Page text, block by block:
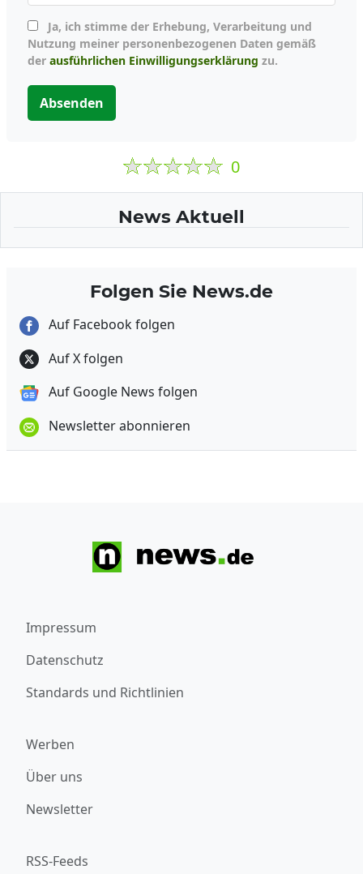
Nutzung meiner personenbezogenen Daten gemäß
der ausführlichen Einwilligungserklärung zu.
Absenden
0
News Aktuell
Folgen Sie News.de
Auf Facebook folgen
Auf X folgen
Auf Google News folgen
Newsletter abonnieren
Impressum
Datenschutz
Standards und Richtlinien
Werben
Über uns
Newsletter
RSS-Feeds